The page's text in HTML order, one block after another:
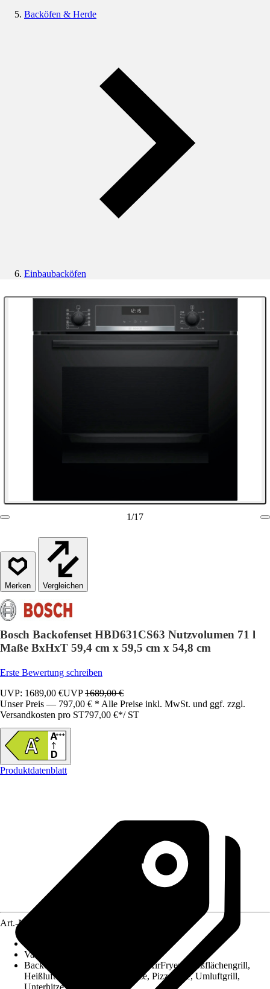
Backöfen & Herde
Einbaubacköfen
1/17
Vergleichen
Bosch Backofenset HBD631CS63 Nutzvolumen 71 l
Maße BxHxT 59,4 cm x 59,5 cm x 54,8 cm
Erste Bewertung schreiben
UVP: 1689,00 €UVP1689,00 €
Unser Preis — 797,00 € * Alle Preise inkl. MwSt. und ggf. zzgl.
Versandkosten pro ST797,00 €*/ ST
Produktdatenblatt
Art.-Nr.
Variante
Backofen-Funktionen
Heißluft, AirFryer, Großflächengrill,
Heißluft ECO, Ober-/Unterhitze, Pizzastufe, Umluftgrill,
Unterhitze